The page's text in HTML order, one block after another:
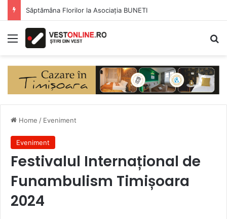
Săptămâna Florilor la Asociația BUNETI
Menu
Home / Eveniment
Eveniment
Festivalul Internațional de
Funambulism Timișoara
2024